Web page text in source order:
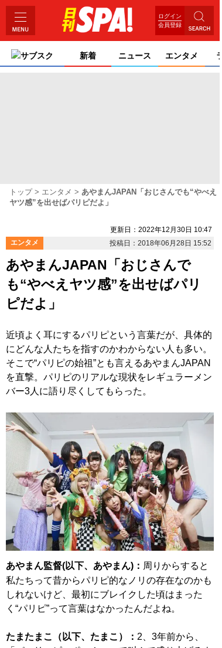
ログイン
会員登録
サブスク 新着 ニュース エンタメ
トップ エンタメ
あやまんJAPAN「おじさんでも“やべえ
ヤツ感”を出せばパリピだよ」
更新日：2022年12月30日 10:47
エンタメ
投稿日：2018年06月28日 15:52
あやまんJAPAN「おじさんで
も“やべえヤツ感”を出せばパリ
ピだよ」
近頃よく耳にするパリピという言葉だが、具体的
にどんな人たちを指すのかわからない人も多い。
そこで“パリピの始祖”とも言えるあやまんJAPAN
を直撃。パリピのリアルな現状をレギュラーメン
バー3人に語り尽くしてもらった。
あやまん監督(以下、あやまん)： 周りからすると
私たちって昔からパリピ的なノリの存在なのかも
しれないけど、最初にブレイクした頃はまった
く“パリピ”って言葉はなかったんだよね。
たまたまこ（以下、たまこ）： 2、3年前から、